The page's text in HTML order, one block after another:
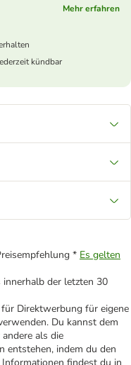
Mehr erfahren
kündbar
* Es gelten
der letzten 30
Direktwerbung für eigene
Du kannst dem
als die
entstehen, indem du den